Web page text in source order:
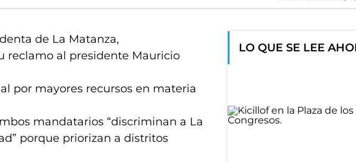
de La Matanza,
reclamo al presidente Mauricio
por mayores recursos en materia
mandatarios “discriminan a La
porque priorizan a distritos
LO QUE SE LEE